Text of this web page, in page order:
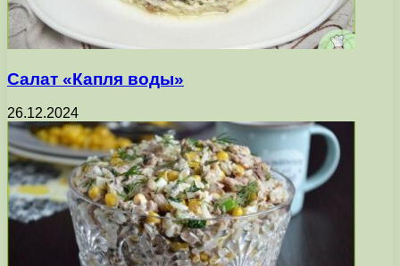
Салат «Капля воды»
26.12.2024